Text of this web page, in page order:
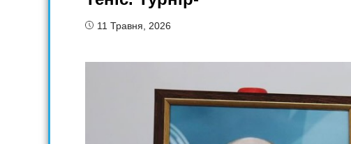
11 Травня, 2026